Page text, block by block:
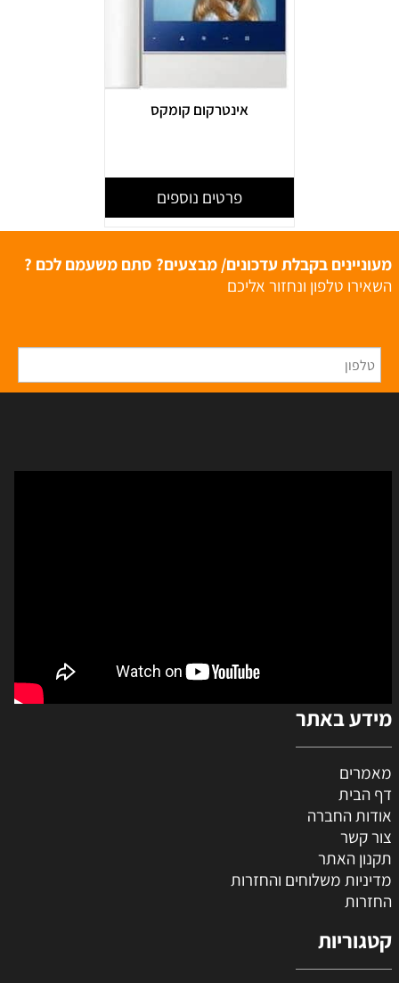
אינטרקום קומקס
פרטים נוספים
מעוניינים בקבלת עדכונים/ מבצעים? סתם משעמם לכם ?
השאירו טלפון ונחזור אליכם
מידע באתר
מאמרים
דף הבית
אודות החברה
צור קשר
תקנון האתר
מדיניות משלוחים והחזרות
החזרות
קטגוריות